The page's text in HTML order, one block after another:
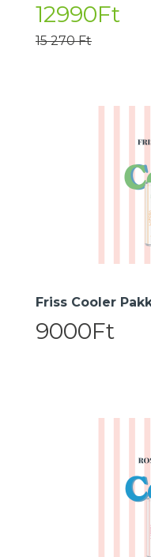
12990Ft
15 270 Ft
Friss Cooler
9000Ft